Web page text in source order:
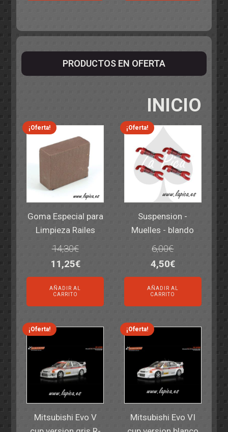
PRODUCTOS EN OFERTA
INICIO
¡Oferta!
Goma Especial para
Limpieza Railes
14,30€
El
precio
original
era:
14,30€.
11,25€El
precio
actual
es:
11,25€.
AÑADIR AL
CARRITO
¡Oferta!
Suspension -
Muelles - blando
6,00€
El
precio
original
era:
6,00€.
4,50€El
precio
actual
es:
4,50€.
AÑADIR AL
CARRITO
¡Oferta!
Mitsubishi Evo V
¡Oferta!
Mitsubishi Evo VI